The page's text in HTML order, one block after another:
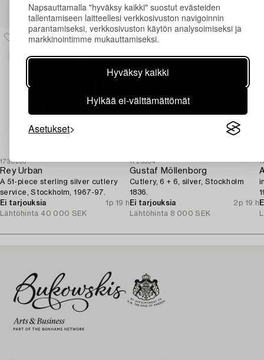
Napsauttamalla "hyväksy kaikki" suostut evästeiden
tallentamiseen laitteellesi verkkosivuston navigoinnin
parantamiseksi, verkkosivuston käytön analysoimiseksi ja
markkinointimme mukauttamiseksi.
Hyväksy kaikki
Hylkää ei-välttämättömät
Asetukset
Muiden katsomia kohteita
1730236
Rey Urban
A 51-piece sterling silver cutlery
service, Stockholm, 1967-97.
Ei tarjouksia
1p 19 h
Lähtöhinta 40 000 SEK
1729534
Gustaf Möllenborg
Cutlery, 6 + 6, silver, Stockholm
1836.
Ei tarjouksia
2p 19 h
Lähtöhinta 8 000 SEK